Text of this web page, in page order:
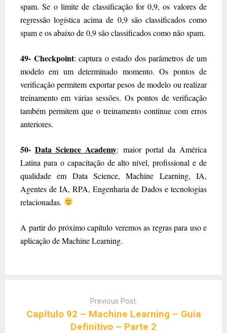
spam. Se o limite de classificação for 0,9, os valores de
regressão logística acima de 0,9 são classificados como
spam e os abaixo de 0,9 são classificados como não spam.
49- Checkpoint: captura o estado dos parâmetros de um
modelo em um determinado momento. Os pontos de
verificação permitem exportar pesos de modelo ou realizar
treinamento em várias sessões. Os pontos de verificação
também permitem que o treinamento continue com erros
anteriores.
50-Data Science Academy: maior portal da América
Latina para o capacitação de alto nível, profissional e de
qualidade em Data Science, Machine Learning, IA,
Agentes de IA, RPA, Engenharia de Dados e tecnologias
relacionadas.
A partir do próximo capítulo veremos as regras para uso e
aplicação de Machine Learning.
Previous Post:
Capítulo 92 – Machine Learning – Guia
Definitivo – Parte 2